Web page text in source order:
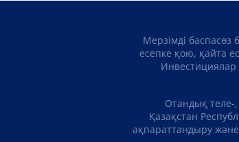
Мерзімді баспасөз
есепке қою, қайта
Инвестициялар
Отандық теле-
Қазақстан
ақпараттандыру